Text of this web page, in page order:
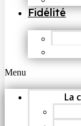
Fidélité
Menu
La